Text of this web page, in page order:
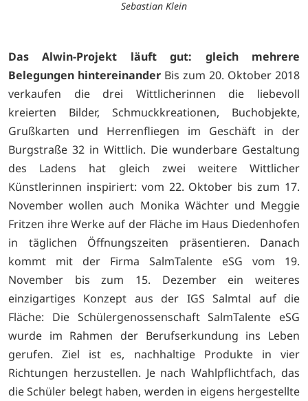
Sebastian Klein
Das Alwin-Projekt läuft gut: gleich mehrere
Belegungen hintereinander Bis zum 20. Oktober 2018
verkaufen die drei Wittlicherinnen die liebevoll
kreierten Bilder, Schmuckkreationen, Buchobjekte,
Grußkarten und Herrenfliegen im Geschäft in der
Burgstraße 32 in Wittlich. Die wunderbare Gestaltung
des Ladens hat gleich zwei weitere Wittlicher
Künstlerinnen inspiriert: vom 22. Oktober bis zum 17.
November wollen auch Monika Wächter und Meggie
Fritzen ihre Werke auf der Fläche im Haus Diedenhofen
in täglichen Öffnungszeiten präsentieren. Danach
kommt mit der Firma SalmTalente eSG vom 19.
November bis zum 15. Dezember ein weiteres
einzigartiges Konzept aus der IGS Salmtal auf die
Fläche: Die Schülergenossenschaft SalmTalente eSG
wurde im Rahmen der Berufserkundung ins Leben
gerufen. Ziel ist es, nachhaltige Produkte in vier
Richtungen herzustellen. Je nach Wahlpflichtfach, das
die Schüler belegt haben, werden in eigens hergestellte